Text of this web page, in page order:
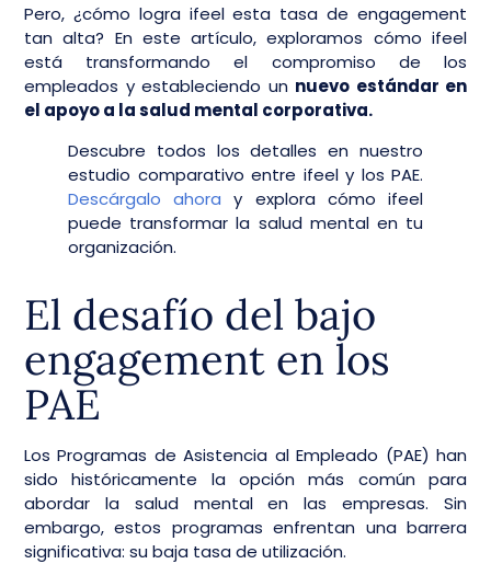
Pero, ¿cómo logra ifeel esta tasa de engagement
tan alta? En este artículo, exploramos cómo ifeel
está transformando el compromiso de los
empleados y estableciendo un nuevo estándar en
el apoyo a la salud mental corporativa.
Descubre todos los detalles en nuestro
estudio comparativo entre ifeel y los PAE.
Descárgalo ahora y explora cómo ifeel
puede transformar la salud mental en tu
organización.
El desafío del bajo
engagement en los
PAE
Los Programas de Asistencia al Empleado (PAE) han
sido históricamente la opción más común para
abordar la salud mental en las empresas. Sin
embargo, estos programas enfrentan una barrera
significativa: su baja tasa de utilización.